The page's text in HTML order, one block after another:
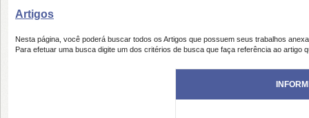
Artigos
Nesta página, você poderá buscar todos os Artigos que possuem seus trabalhos
Para efetuar uma busca digite um dos critérios de busca que faça referência ao artigo